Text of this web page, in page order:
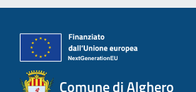
Comune di Alghero